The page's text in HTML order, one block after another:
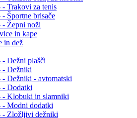
- Trakovi za tenis
- Športne brisače
- Žepni noži
in kape
in dež
- Dežni plašči
- Dežniki
- Dežniki - avtomatski
- Dodatki
- Klobuki in slamniki
- Modni dodatki
- Zložljivi dežniki